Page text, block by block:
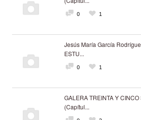
0 1
Jesús María García
ESTU...
0 1
GALERA TREINTA Y
(Capítul...